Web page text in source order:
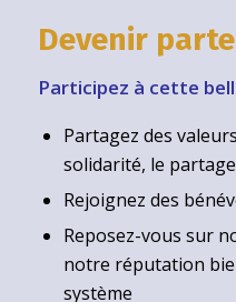
Devenir
Participez à cette
Partagez des
solidarité, le
Rejoignez des
Reposez-vous sur
notre réputation
système